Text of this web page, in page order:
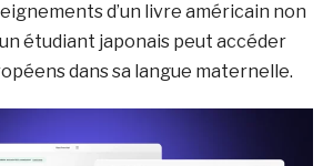
d’un livre américain non
étudiant japonais peut accéder
dans sa langue maternelle.